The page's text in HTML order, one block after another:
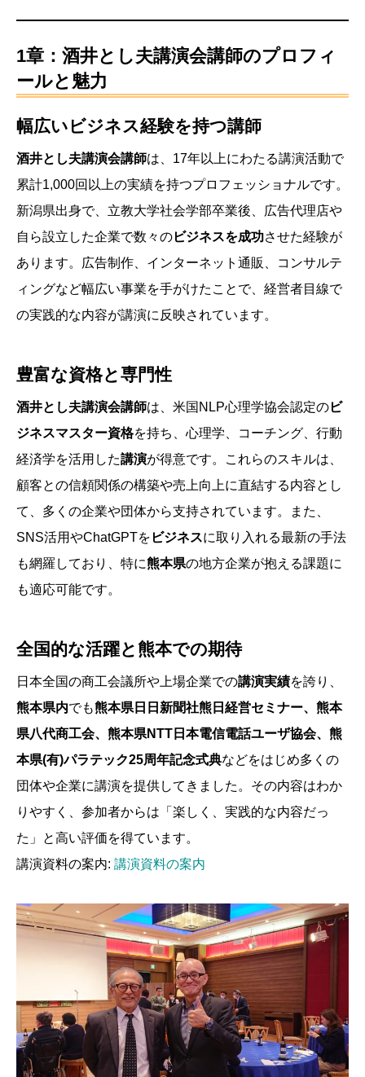
1章：酒井とし夫講演会講師のプロフィ
ールと魅力
幅広いビジネス経験を持つ講師
酒井とし夫講演会講師は、17年以上にわたる講演活動で
累計1,000回以上の実績を持つプロフェッショナルです。
新潟県出身で、立教大学社会学部卒業後、広告代理店や
自ら設立した企業で数々のビジネスを成功させた経験が
あります。広告制作、インターネット通販、コンサルテ
ィングなど幅広い事業を手がけたことで、経営者目線で
の実践的な内容が講演に反映されています。
豊富な資格と専門性
酒井とし夫講演会講師は、米国NLP心理学協会認定のビ
ジネスマスター資格を持ち、心理学、コーチング、行動
経済学を活用した講演が得意です。これらのスキルは、
顧客との信頼関係の構築や売上向上に直結する内容とし
て、多くの企業や団体から支持されています。また、
SNS活用やChatGPTを ビジネスに取り入れる最新の手法
も網羅しており、特に熊本県の地方企業が抱える課題に
も適応可能です。
全国的な活躍と熊本での期待
日本全国の商工会議所や上場企業での講演実績を誇り、
熊本県内でも熊本県日日新聞社熊日経営セミナー、熊本
県八代商工会、熊本県NTT日本電信電話ユーザ協会、熊
本県(有)パラテック25周年記念式典などをはじめ多くの
団体や企業に講演を提供してきました。その内容はわか
りやすく、参加者からは「楽しく、実践的な内容だっ
た」と高い評価を得ています。
講演資料の案内: 講演資料の案内